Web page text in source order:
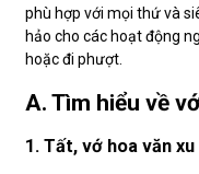
phù hợp với mọi thứ và
hảo cho các hoạt động
hoặc đi phượt.
A. Tìm hiểu về
1. Tất, vớ hoa văn